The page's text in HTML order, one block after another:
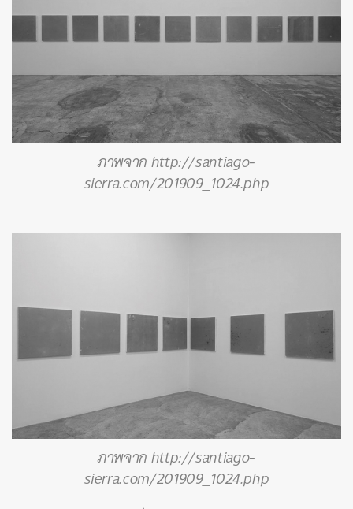
ภาพจาก http://santiago-
sierra.com/201909_1024.php
ภาพจาก http://santiago-
sierra.com/201909_1024.php